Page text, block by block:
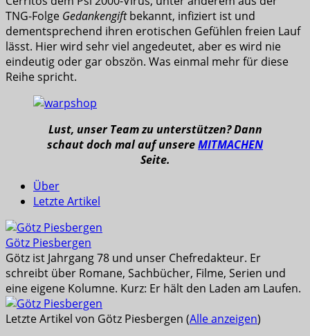
TNG-Folge Gedankengiftbekannt, infiziert ist und
dementsprechend ihren erotischen Gefühlen freien Lauf
lässt. Hier wird sehr viel angedeutet, aber es wird nie
eindeutig oder gar obszön. Was einmal mehr für diese
Reihe spricht.
Lust, unser Team zu unterstützen? Dann
schaut doch mal auf unsereMITMACHEN
Seite.
Über
Letzte Artikel
Götz Piesbergen
Götz ist Jahrgang 78 und unser Chefredakteur. Er
schreibt über Romane, Sachbücher, Filme, Serien und
eine eigene Kolumne. Kurz: Er hält den Laden am Laufen.
Letzte Artikel von Götz Piesbergen (Alle anzeigen)